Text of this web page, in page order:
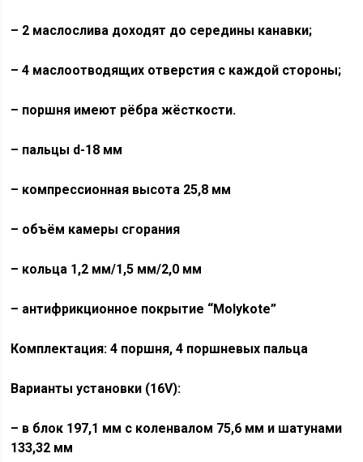
– 2 маслослива доходят до середины канавки;
– 4 маслоотводящих отверстия с каждой стороны;
– поршня имеют рёбра жёсткости.
– пальцы d-18 мм
– компрессионная высота 25,8 мм
– объём камеры сгорания
– кольца 1,2 мм/1,5 мм/2,0 мм
– антифрикционное покрытие “Molykote”
Комплектация: 4 поршня, 4 поршневых пальца
Варианты установки (16V):
– в блок 197,1 мм с коленвалом 75,6 мм и шатунами
133,32 мм